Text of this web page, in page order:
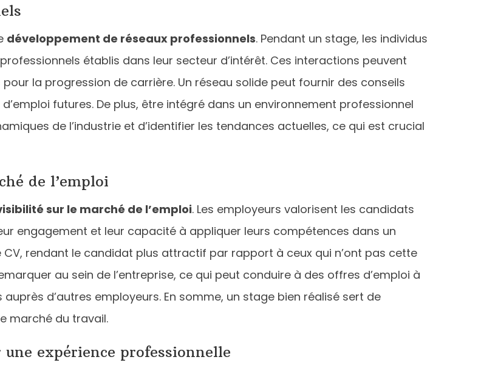
développement de réseaux professionnels. Pendant un stage, les individus
établis dans leur secteur d’intérêt. Ces interactions peuvent
la progression de carrière. Un réseau solide peut fournir des conseils
futures. De plus, être intégré dans un environnement professionnel
de l’industrie et d’identifier les tendances actuelles, ce qui est crucial
de l’emploi
sur le marché de l’emploi. Les employeurs valorisent les candidats
engagement et leur capacité à appliquer leurs compétences dans un
rendant le candidat plus attractif par rapport à ceux qui n’ont pas cette
au sein de l’entreprise, ce qui peut conduire à des offres d’emploi à
d’autres employeurs. En somme, un stage bien réalisé sert de
marché du travail.
expérience professionnelle